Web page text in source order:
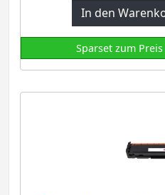
In den
Sparset zum Preis